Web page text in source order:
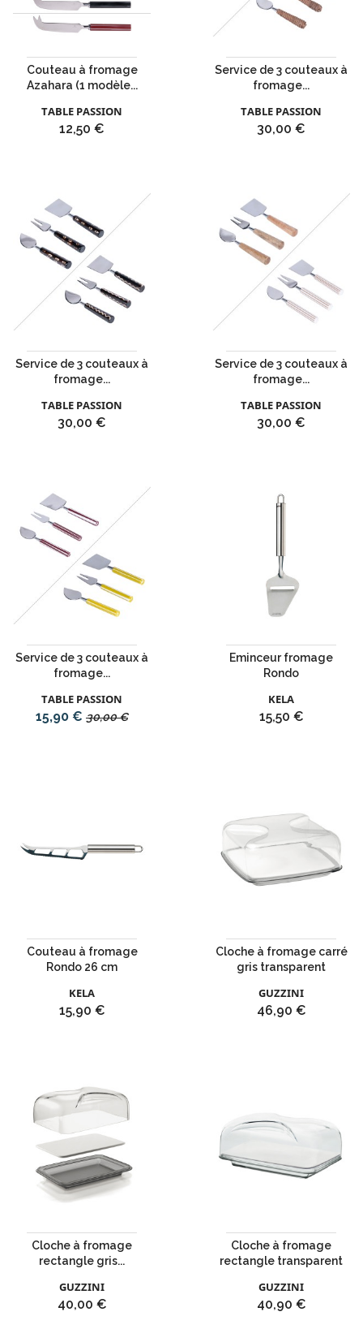
Couteau à fromage
Azahara (1 modèle...
TABLE PASSION
Prix
12,50 €
Service de 3 couteaux à
fromage...
TABLE PASSION
Prix
30,00 €
Service de 3 couteaux à
fromage...
TABLE PASSION
Prix
30,00 €
Service de 3 couteaux à
fromage...
TABLE PASSION
Prix
30,00 €
Service de 3 couteaux à
fromage...
TABLE PASSION
Prix
15,90 € Prix
30,00 €
Eminceur fromage
Rondo
KELA
Prix
15,50 €
Couteau à fromage
Rondo 26 cm
KELA
Prix
15,90 €
Cloche à fromage carré
gris transparent
GUZZINI
Prix
46,90 €
Cloche à fromage
rectangle gris...
GUZZINI
Prix
40,00 €
Cloche à fromage
rectangle transparent
GUZZINI
Prix
40,90 €